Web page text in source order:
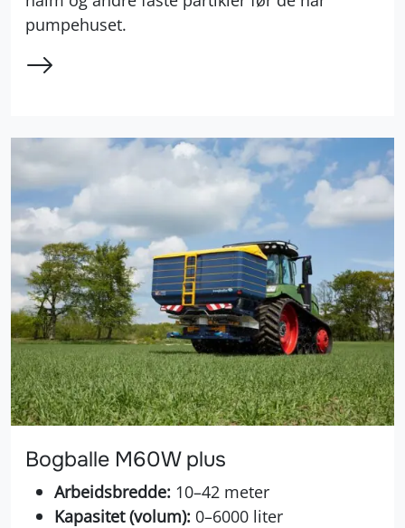
pumpehuset.
Bogballe M60W plus
Arbeidsbredde: 10–42 meter
Kapasitet (volum): 0–6000 liter